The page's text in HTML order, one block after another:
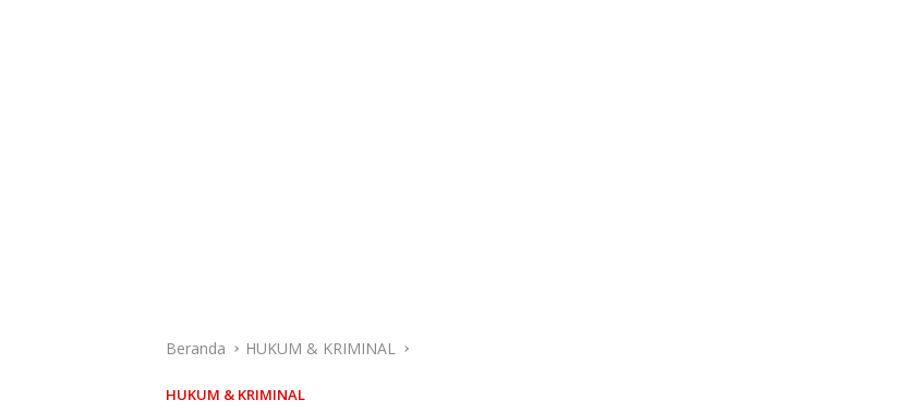
Beranda HUKUM & KRIMINAL
HUKUM & KRIMINAL